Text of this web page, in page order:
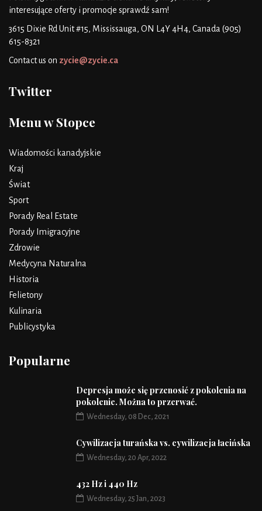
interesujące oferty i promocje sprawdź sam!
3615 Dixie Rd Unit #15, Mississauga, ON L4Y 4H4, Canada (905)
615-8321
Contact us on zycie@zycie.ca
Twitter
Menu w Stopce
Wiadomości kanadyjskie
Kraj
Świat
Sport
Porady Real Estate
Porady Imigracyjne
Zdrowie
Medycyna Naturalna
Historia
Felietony
Kulinaria
Publicystyka
Popularne
Depresja może się przenosić z pokolenia na
pokolenie. Można to przerwać.
Wednesday, 08 Dec, 2021
Cywilizacja turańska vs. cywilizacja łacińska
Wednesday, 20 Apr, 2022
432 Hz i 440 Hz
Wednesday, 25 Jan, 2023